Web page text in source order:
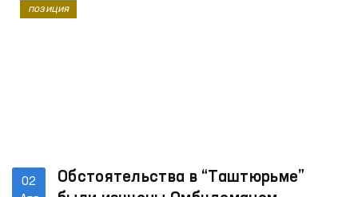
02
Обстоятельства в “Таштюрьме”
позиция